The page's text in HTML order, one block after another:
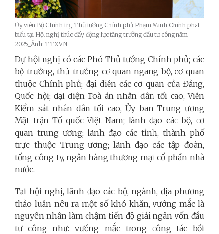
Ủy viên Bộ Chính trị, Thủ tướng Chính phủ Phạm Minh Chính phát
biểu tại Hội nghị thúc đẩy động lực tăng trưởng đầu tư công năm
2025_Ảnh: TTXVN
Dự hội nghị có các Phó Thủ tướng Chính phủ; các
bộ trưởng, thủ trưởng cơ quan ngang bộ, cơ quan
thuộc Chính phủ; đại diện các cơ quan của Đảng,
Quốc hội; đại diện Toà án nhân dân tối cao, Viện
Kiểm sát nhân dân tối cao, Ủy ban Trung ương
Mặt trận Tổ quốc Việt Nam; lãnh đạo các bộ, cơ
quan trung ương; lãnh đạo các tỉnh, thành phố
trực thuộc Trung ương; lãnh đạo các tập đoàn,
tổng công ty, ngân hàng thương mại cổ phần nhà
nước.
Tại hội nghị, lãnh đạo các bộ, ngành, địa phương
thảo luận nêu ra một số khó khăn, vướng mắc là
nguyên nhân làm chậm tiến độ giải ngân vốn đầu
tư công như: vướng mắc trong công tác bồi